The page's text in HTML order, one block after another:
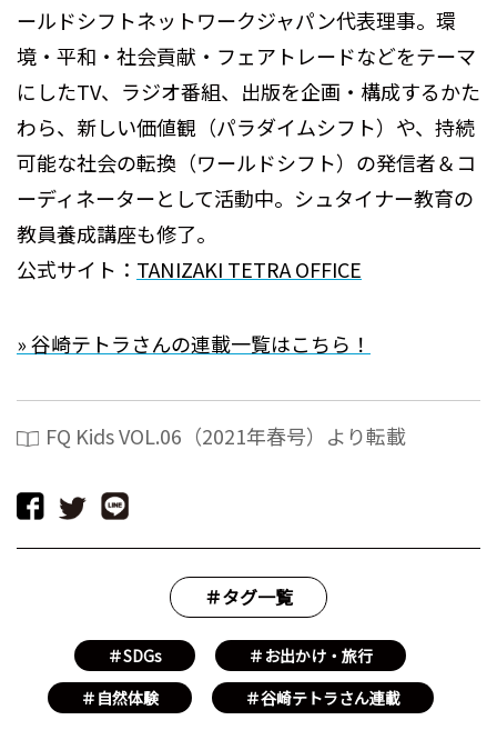
ールドシフトネットワークジャパン代表理事。環
境・平和・社会貢献・フェアトレードなどをテーマ
にしたTV、ラジオ番組、出版を企画・構成するかた
わら、新しい価値観（パラダイムシフト）や、持続
可能な社会の転換（ワールドシフト）の発信者＆コ
ーディネーターとして活動中。シュタイナー教育の
教員養成講座も修了。
公式サイト： TANIZAKI TETRA OFFICE
» 谷崎テトラさんの連載一覧はこちら！
FQ Kids VOL.06（2021年春号）より転載
＃タグ一覧
＃SDGs
＃お出かけ・旅行
＃自然体験
＃谷崎テトラさん連載